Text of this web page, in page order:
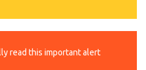
read this important alert